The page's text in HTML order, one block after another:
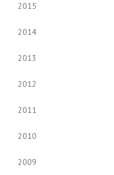
2015
2014
2013
2012
2011
2010
2009